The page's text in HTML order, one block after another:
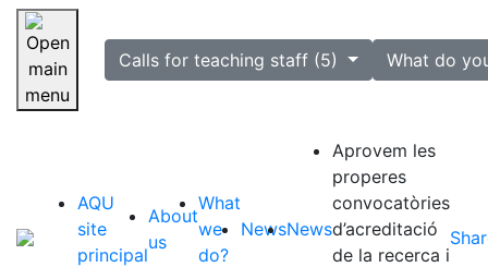
Skip navigation
selectedCalls for teaching staff (5) What do
AQU
site
principal
About
us
What
we
do?
NewsNews
Aprovem les
properes
convocatòries
d’acreditació
de la recerca i